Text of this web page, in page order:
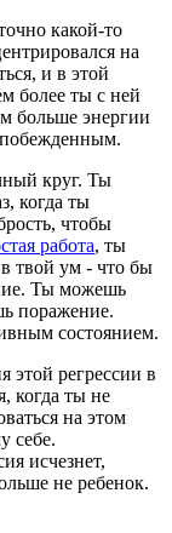
какой-то
на
и в этой
более ты с ней
больше энергии
побежденным.
круг. Ты
когда ты
чтобы
работа, ты
твой ум - что бы
Ты можешь
поражение.
состоянием.
этой регрессии в
когда ты не
на этом
себе.
исчезнет,
не ребенок.